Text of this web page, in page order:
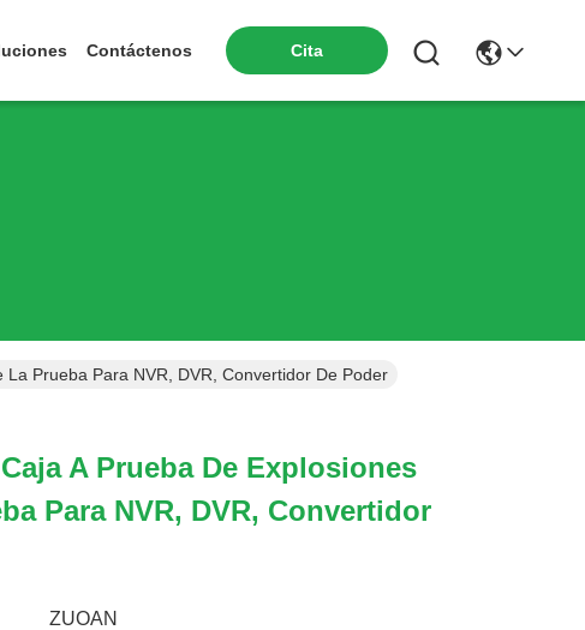
Contáctenos Cita
Prueba Para NVR, DVR, Convertidor De Poder
A Prueba De Explosiones
Para NVR, DVR, Convertidor
ZUOAN